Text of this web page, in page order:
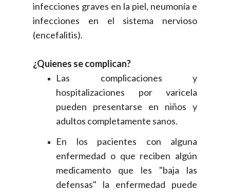
infecciones graves en la piel, neumonía e
infecciones en el sistema nervioso
(encefalitis).
¿Quienes se complican?
Las complicaciones y
hospitalizaciones por varicela
pueden presentarse en niños y
adultos completamente sanos.
En los pacientes con alguna
enfermedad o que reciben algún
medicamento que les "baja las
defensas" la enfermedad puede